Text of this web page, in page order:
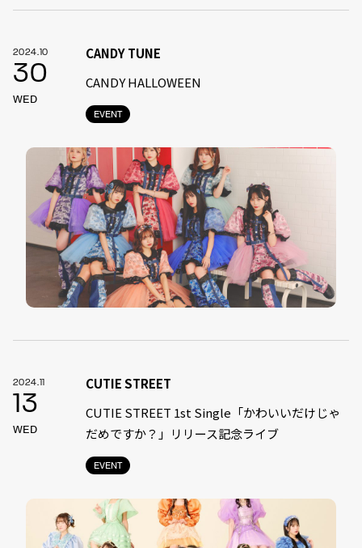
2024.10
30
WED
EVENT
CANDY TUNE
CANDY HALLOWEEN
2024.11
13
WED
EVENT
CUTIE STREET
CUTIE STREET 1st Single「かわいいだけじゃ
だめですか？」リリース記念ライブ